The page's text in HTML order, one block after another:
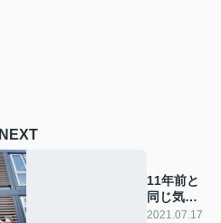
NEXT
11年前と
同じ気持
ち
2021.07.17